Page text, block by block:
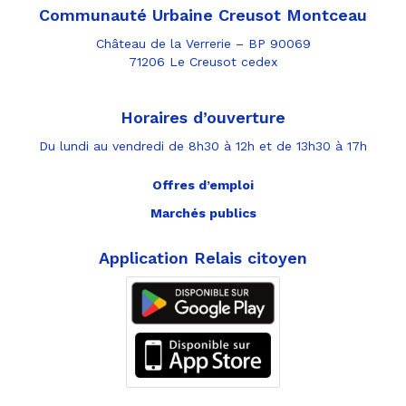
Communauté Urbaine Creusot Montceau
Château de la Verrerie – BP 90069
71206 Le Creusot cedex
Horaires d’ouverture
Du lundi au vendredi de 8h30 à 12h et de 13h30 à 17h
Offres d’emploi
Marchés publics
Application Relais citoyen